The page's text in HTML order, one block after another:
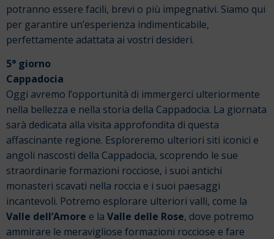
potranno essere facili, brevi o più impegnativi. Siamo qui
per garantire un’esperienza indimenticabile,
perfettamente adattata ai vostri desideri.
5° giorno
Cappadocia
Oggi avremo l’opportunità di immergerci ulteriormente
nella bellezza e nella storia della Cappadocia. La giornata
sarà dedicata alla visita approfondita di questa
affascinante regione. Esploreremo ulteriori siti iconici e
angoli nascosti della Cappadocia, scoprendo le sue
straordinarie formazioni rocciose, i suoi antichi
monasteri scavati nella roccia e i suoi paesaggi
incantevoli. Potremo esplorare ulteriori valli, come la
Valle dell’Amore e la Valle delle Rose, dove potremo
ammirare le meravigliose formazioni rocciose e fare